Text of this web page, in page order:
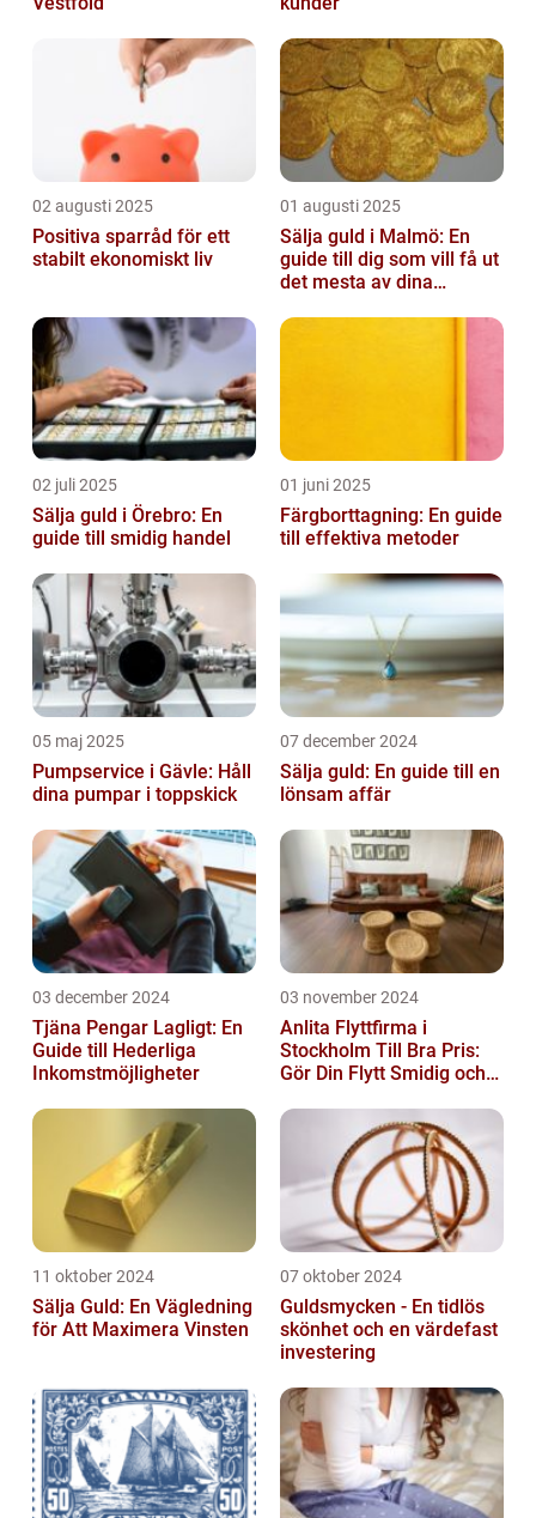
02 augusti 2025
Positiva sparråd för ett
stabilt ekonomiskt liv
01 augusti 2025
Sälja guld i Malmö: En
guide till dig som vill få ut
det mesta av dina
02 juli 2025
Sälja guld i Örebro: En
guide till smidig handel
01 juni 2025
Färgborttagning: En guide
till effektiva metoder
05 maj 2025
Pumpservice i Gävle: Håll
dina pumpar i toppskick
07 december 2024
Sälja guld: En guide till en
lönsam affär
03 december 2024
Tjäna Pengar Lagligt: En
Guide till Hederliga
Inkomstmöjligheter
03 november 2024
Anlita Flyttfirma i
Stockholm Till Bra Pris:
Gör Din Flytt Smidig och
11 oktober 2024
Sälja Guld: En Vägledning
för Att Maximera Vinsten
07 oktober 2024
Guldsmycken - En tidlös
skönhet och en värdefast
investering